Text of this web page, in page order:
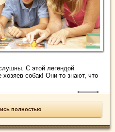
С этой легендой
хозяев собак! Они-то знают, что
полностью